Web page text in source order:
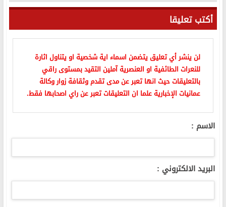
أكتب تعليقا
لن ينشر أي تعليق يتضمن اسماء اية شخصية او يتناول اثارة
للنعرات الطائفية او العنصرية آملين التقيد بمستوى راقي
بالتعليقات حيث انها تعبر عن مدى تقدم وثقافة زوار وكالة
عمانيات الإخبارية علما ان التعليقات تعبر عن راي اصحابها فقط.
الاسم :
البريد الالكتروني :